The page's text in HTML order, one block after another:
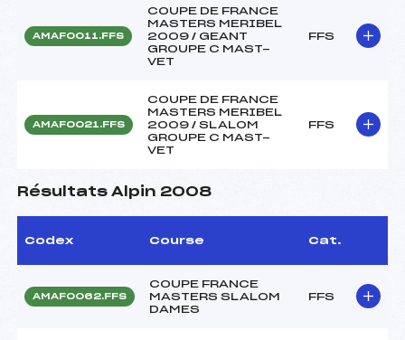
AMAF0011.FFS
COUPE DE FRANCE
MASTERS MERIBEL
2009 / GEANT
GROUPE C MAST-
VET
FFS
AMAF0021.FFS
COUPE DE FRANCE
MASTERS MERIBEL
2009 / SLALOM
GROUPE C MAST-
VET
FFS
Résultats Alpin 2008
Codex Course Cat.
AMAF0062.FFS
COUPE FRANCE
MASTERS SLALOM
DAMES
FFS